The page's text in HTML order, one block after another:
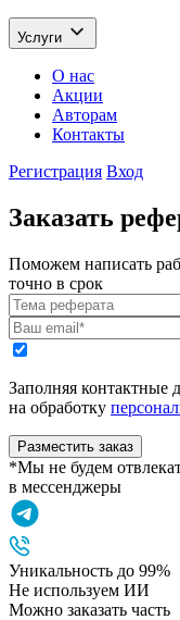
Услуги
О нас
Акции
Авторам
Контакты
Регистрация Вход
Заказать
Поможем написать
точно в срок
Заполняя контактные
на обработку
Разместить заказ
*Мы не будем
в мессенджеры
Уникальность до 99%
Не используем ИИ
Можно заказать часть